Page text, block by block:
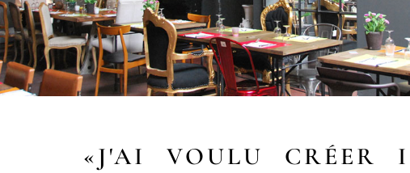
«J'AI VOULU